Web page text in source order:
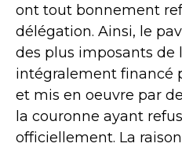
ont tout bonnement
délégation. Ainsi, le
des plus imposants de
intégralement financé
et mis en oeuvre par
la couronne ayant
officiellement. La